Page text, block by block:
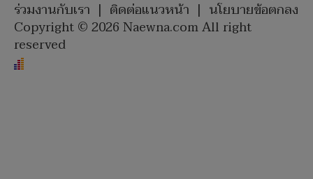
ร่วมงานกับเรา | ติดต่อแนวหน้า | นโยบายข้อตกลง
Copyright © 2026 Naewna.com All right
reserved